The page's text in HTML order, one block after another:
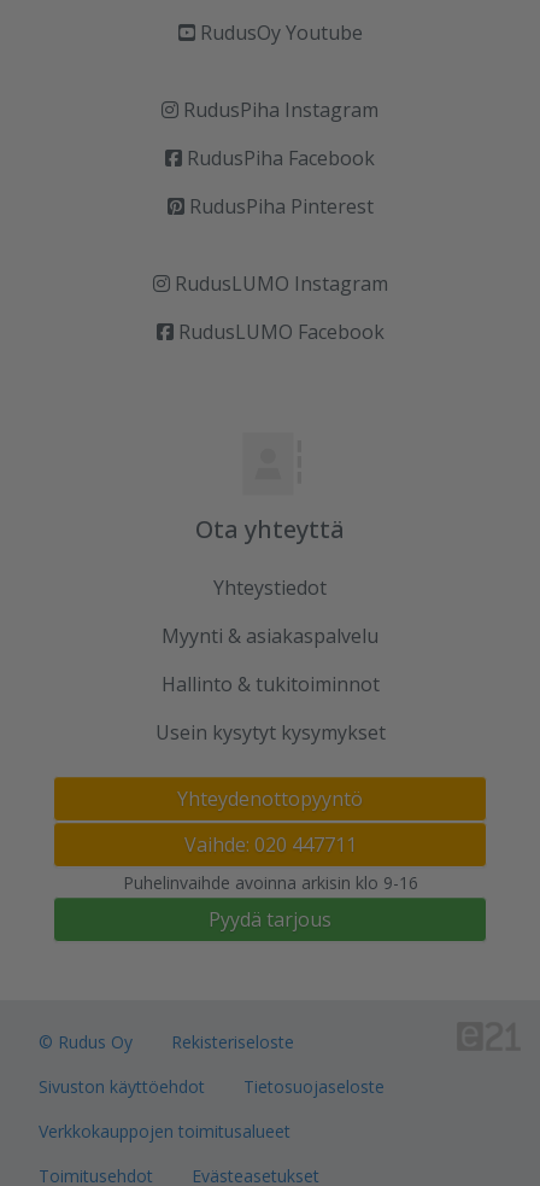
RudusOy Youtube
RudusPiha Instagram
RudusPiha Facebook
RudusPiha Pinterest
RudusLUMO Instagram
RudusLUMO Facebook
Ota yhteyttä
Yhteystiedot
Myynti & asiakaspalvelu
Hallinto & tukitoiminnot
Usein kysytyt kysymykset
Yhteydenottopyyntö
Vaihde: 020 447711
Puhelinvaihde avoinna arkisin klo 9-16
Pyydä tarjous
© Rudus Oy
Rekisteriseloste
Sivuston käyttöehdot
Tietosuojaseloste
Verkkokauppojen toimitusalueet
Toimitusehdot
Evästeasetukset